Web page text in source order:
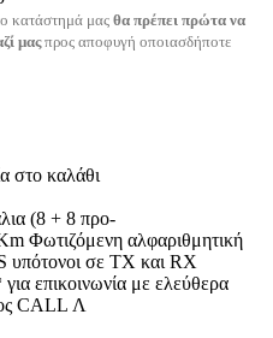
κατάστημά μας θα πρέπει πρώτα να
μαςπρος αποφυγή οποιασδήποτε
στο καλάθι
(8 + 8 προ-
Φωτιζόμενη αλφαριθμητική
υπότονοι σε ΤΧ και RX
επικοινωνία με ελεύθερα
CALL Λ